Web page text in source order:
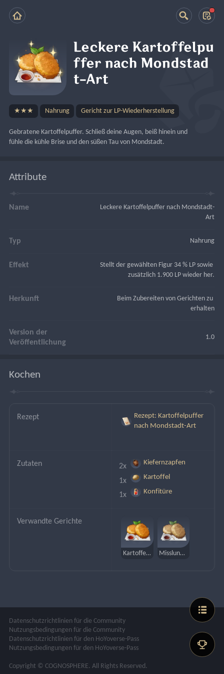
Leckere Kartoffelpu
ffer nach Mondstad
t-Art
★★★ Nahrung Gericht zur LP-Wiederherstellung
Gebratene Kartoffelpuffer. Schließ deine Augen, beiß hinein und
fühle die kühle Brise und den süßen Tau von Mondstadt.
Attribute
Name
Leckere Kartoffelpuffer nach Mondstadt-
Art
Typ Nahrung
Effekt
Stellt der gewählten Figur 34 % LP sowie
zusätzlich 1.900 LP wieder her.
Herkunft
Beim Zubereiten von Gerichten zu
erhalten
Version der
Veröffentlichung
1.0
Kochen
Rezept
Rezept: Kartoffelpuffer
nach Mondstadt-Art
Zutaten 2x Kiefernzapfen
1x Kartoffel
1x Konfitüre
Verwandte Gerichte
Kartoffelpuffer nach Mondstadt-Art Misslungene Kartoffelpuffer nach Mondstadt-Art
Datenschutzrichtlinien für die Community
Nutzungsbedingungen für die Community
Datenschutzrichtlinien für den HoYoverse-Pass
Nutzungsbedingungen für den HoYoverse-Pass
Copyright © COGNOSPHERE. All Rights Reserved.